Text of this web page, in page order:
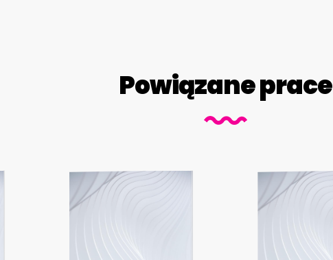
Powiązane prace